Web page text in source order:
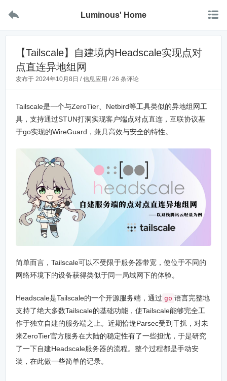
 Luminous' Home 
【Tailscale】自建境内Headscale实现点对
点直连异地组网
发布于 2024年10月8日 /信息应用 /26 条评论
Tailscale是一个与ZeroTier、Netbird等工具类似的异地组网工
具，支持通过STUN打洞实现客户端点对点直连，互联协议基
于go实现的WireGuard，兼具高效与安全的特性。
简单而言，Tailscale可以不受限于服务器带宽，使位于不同的
网络环境下的设备获得类似于同一局域网下的体验。
Headscale是Tailscale的一个开源服务端，通过 go 语言完整地
支持了绝大多数Tailscale的基础功能，使Tailscale能够完全工
作于独立自建的服务端之上。近期恰逢Parsec受到干扰，对未
来ZeroTier官方服务在大陆的稳定性有了一些担忧，于是研究
了一下自建Headscale服务器的流程。整个过程都是手动安
装，在此做一些简单的记录。